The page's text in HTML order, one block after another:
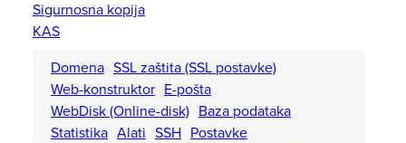
Sigurnosna kopija
KAS
Domena SSL zaštita (SSL postavke)
Web-konstruktor E-pošta
WebDisk (Online-disk) Baza podataka
Statistika Alati SSH Postavke